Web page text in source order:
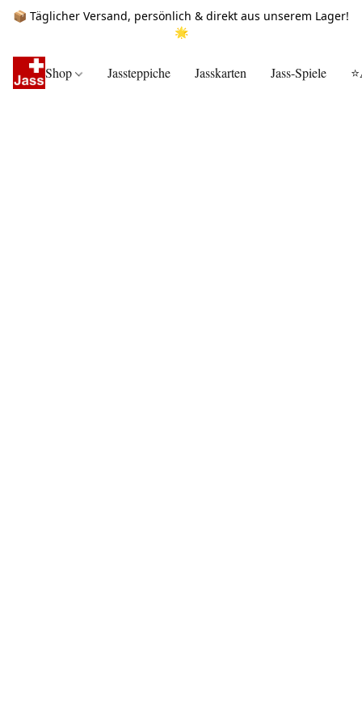
📦 Täglicher Versand, persönlich & direkt aus unserem Lager!
🌟
Shop Jassteppiche Jasskarten Jass-Spiele